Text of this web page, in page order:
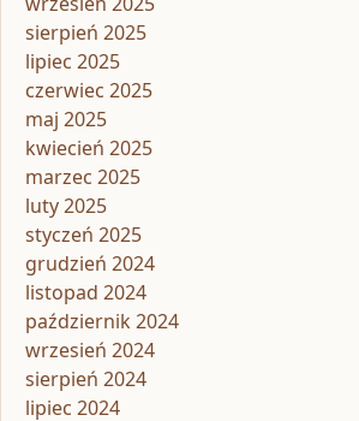
sierpień 2025
lipiec 2025
czerwiec 2025
maj 2025
kwiecień 2025
marzec 2025
luty 2025
styczeń 2025
grudzień 2024
listopad 2024
październik 2024
wrzesień 2024
sierpień 2024
lipiec 2024